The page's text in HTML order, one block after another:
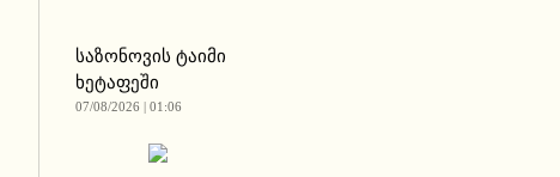
საზონოვის ტაიმი
ხეტაფეში
07/08/2026 | 01:06